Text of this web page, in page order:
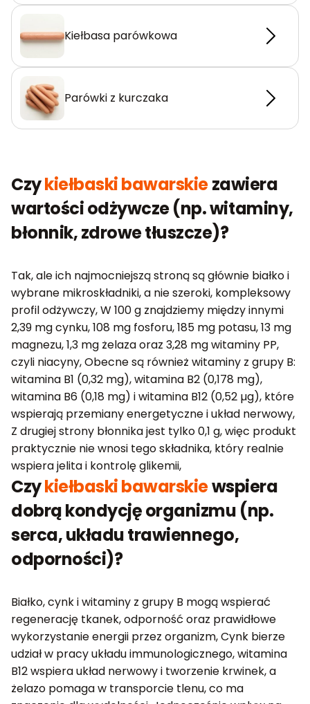
Kiełbasa parówkowa
Parówki z kurczaka
Czykiełbaski bawarskiezawiera
wartości odżywcze (np. witaminy,
błonnik, zdrowe tłuszcze)?
Tak, ale ich najmocniejszą stroną są głównie białko i
wybrane mikroskładniki, a nie szeroki, kompleksowy
profil odżywczy, W 100 g znajdziemy między innymi
2,39 mg cynku, 108 mg fosforu, 185 mg potasu, 13 mg
magnezu, 1,3 mg żelaza oraz 3,28 mg witaminy PP,
czyli niacyny, Obecne są również witaminy z grupy B:
witamina B1 (0,32 mg), witamina B2 (0,178 mg),
witamina B6 (0,18 mg) i witamina B12 (0,52 µg), które
wspierają przemiany energetyczne i układ nerwowy,
Z drugiej strony błonnika jest tylko 0,1 g, więc produkt
praktycznie nie wnosi tego składnika, który realnie
wspiera jelita i kontrolę glikemii,
Czykiełbaski bawarskiewspiera
dobrą kondycję organizmu (np.
serca, układu trawiennego,
odporności)?
Białko, cynk i witaminy z grupy B mogą wspierać
regenerację tkanek, odporność oraz prawidłowe
wykorzystanie energii przez organizm, Cynk bierze
udział w pracy układu immunologicznego, witamina
B12 wspiera układ nerwowy i tworzenie krwinek, a
żelazo pomaga w transporcie tlenu, co ma